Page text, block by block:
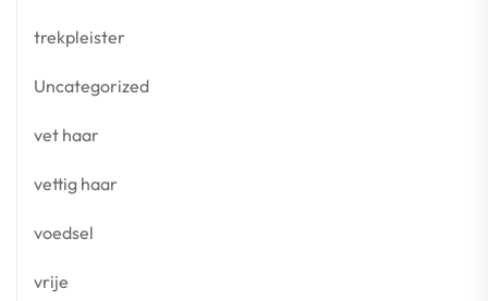
trekpleister
Uncategorized
vet haar
vettig haar
voedsel
vrije